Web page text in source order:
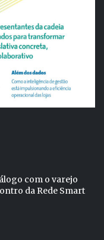
com o varejo
da Rede Smart